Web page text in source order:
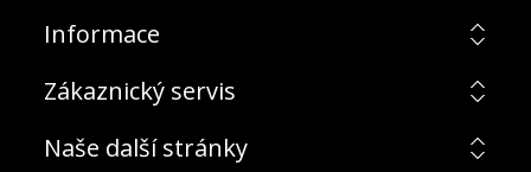
Informace
Zákaznický servis
Naše další stránky